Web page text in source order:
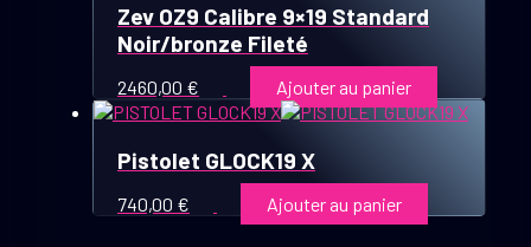
Zev OZ9 Calibre 9×19 Standard
Noir/bronze Fileté
2460,00 € Ajouter au panier
Pistolet GLOCK19 X
740,00 € Ajouter au panier